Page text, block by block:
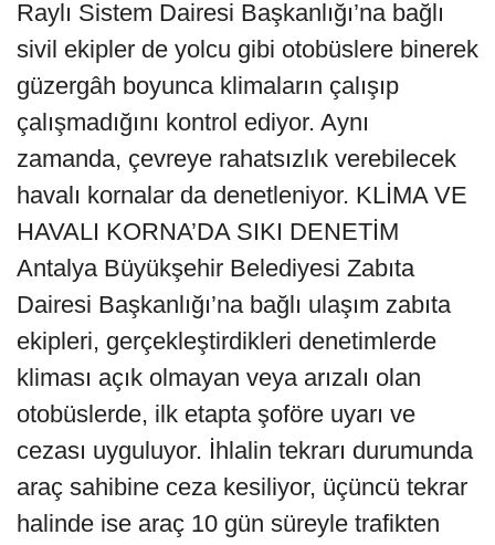
Raylı Sistem Dairesi Başkanlığı’na bağlı
sivil ekipler de yolcu gibi otobüslere binerek
güzergâh boyunca klimaların çalışıp
çalışmadığını kontrol ediyor. Aynı
zamanda, çevreye rahatsızlık verebilecek
havalı kornalar da denetleniyor. KLİMA VE
HAVALI KORNA’DA SIKI DENETİM
Antalya Büyükşehir Belediyesi Zabıta
Dairesi Başkanlığı’na bağlı ulaşım zabıta
ekipleri, gerçekleştirdikleri denetimlerde
kliması açık olmayan veya arızalı olan
otobüslerde, ilk etapta şoföre uyarı ve
cezası uyguluyor. İhlalin tekrarı durumunda
araç sahibine ceza kesiliyor, üçüncü tekrar
halinde ise araç 10 gün süreyle trafikten